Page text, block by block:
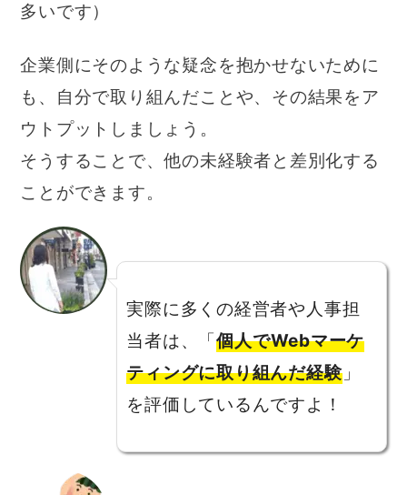
多いです）
企業側にそのような疑念を抱かせないために
も、自分で取り組んだことや、その結果をア
ウトプットしましょう。
そうすることで、他の未経験者と差別化する
ことができます。
実際に多くの経営者や人事担
当者は、「個人でWebマーケ
ティングに取り組んだ経験」
を評価しているんですよ！